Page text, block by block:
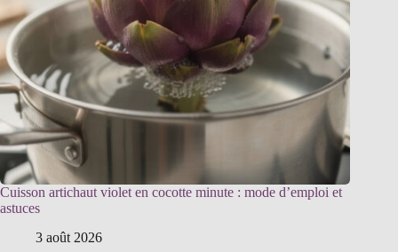
Cuisson artichaut violet en cocotte minute : mode d’emploi et
astuces
3 août 2026